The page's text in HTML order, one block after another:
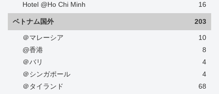
Hotel @Ho Chi Minh
16
ベトナム国外 203
＠マレーシア
10
@香港
8
＠バリ
4
＠シンガポール
4
＠タイランド
68